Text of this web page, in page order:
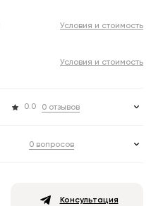
Условия и стоимость
Условия и стоимость
0.0 0 отзывов
0 вопросов
Консультация